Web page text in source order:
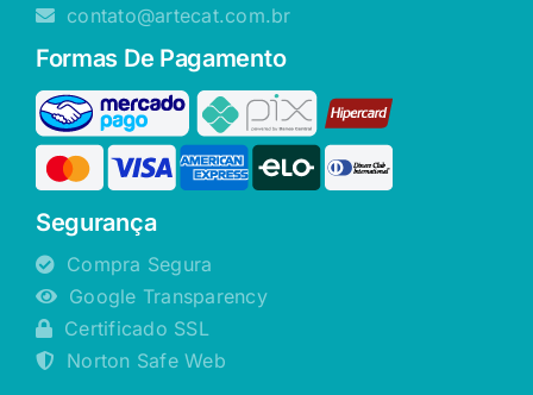
contato@artecat.com.br
Formas De Pagamento
Segurança
Compra Segura
Google Transparency
Certificado SSL
Norton Safe Web